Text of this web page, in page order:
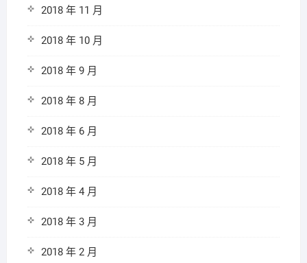
2018 年 11 月
2018 年 10 月
2018 年 9 月
2018 年 8 月
2018 年 6 月
2018 年 5 月
2018 年 4 月
2018 年 3 月
2018 年 2 月